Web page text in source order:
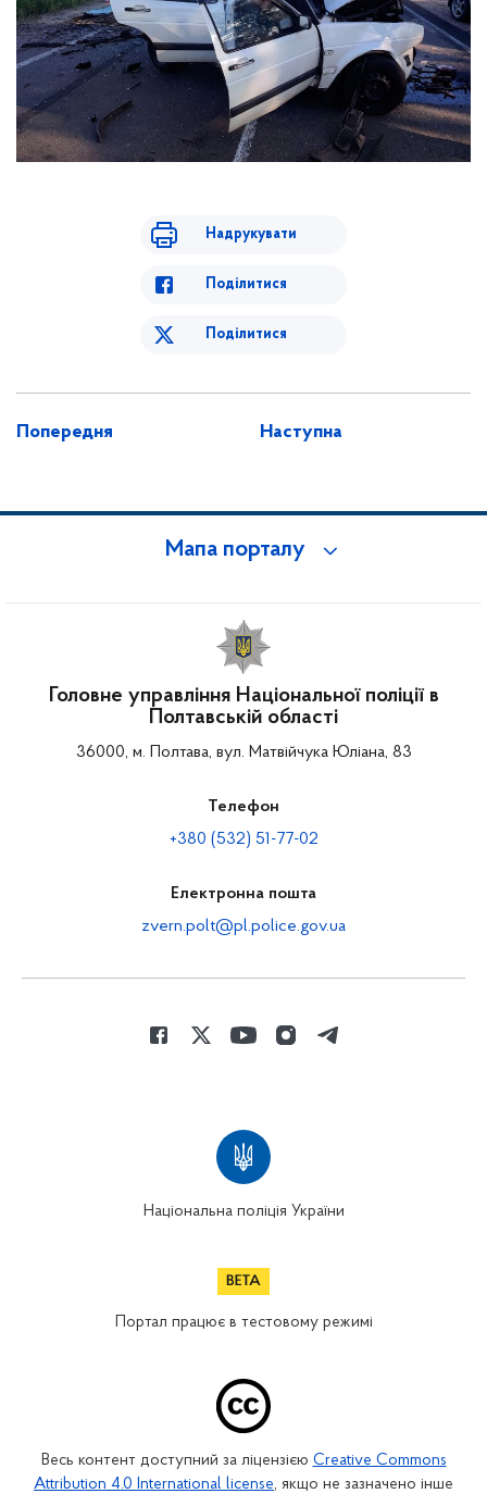
Надрукувати
Поділитися
Поділитися
Попередня Наступна
Мапа порталу
Головне управління Національної поліції в
Полтавській області
36000, м. Полтава, вул. Матвійчука Юліана, 83
Телефон
+380 (532) 51-77-02
Електронна пошта
zvern.polt@pl.police.gov.ua
Національна поліція України
Портал працює в тестовому режимі
Весь контент доступний за ліцензією Creative Commons
Attribution 4.0 International license, якщо не зазначено інше